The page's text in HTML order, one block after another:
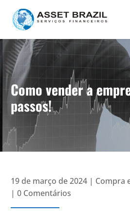
Como vender a
passos!
19 de março de 2024 | Compra
|0 Comentários